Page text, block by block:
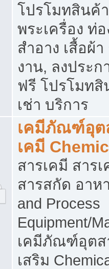
โปรโมทสินค้
พระเครื่อง ท่อ
สำอาง เสื้อผ้
งาน, ลงประ
ฟรี โปรโมท
เช่า บริการ
เคมีภัณฑ์อุต
เคมี
สารเคมี สาร
สารสกัด อาห
and Process
Equipment/
เคมีภัณฑ์อุตส
เสริม